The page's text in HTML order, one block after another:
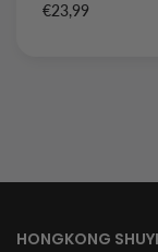
€23,99
HONGKONG